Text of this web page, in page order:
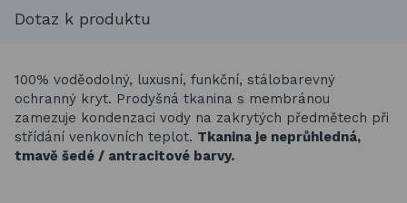
Dotaz k produktu
100% voděodolný, luxusní, funkční, stálobarevný
ochranný kryt. Prodyšná tkanina s membránou
zamezuje kondenzaci vody na zakrytých předmětech při
střídání venkovních teplot. Tkanina je neprůhledná,
tmavě šedé / antracitové barvy.